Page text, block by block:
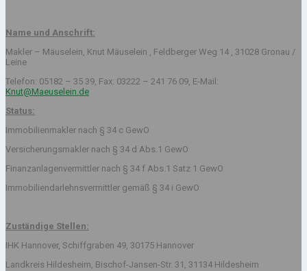
Name und Anschrift:
Makler – Mäuselein, Knut Mäuselein , Feldberger Weg 14 , 31028 Gronau /
Leine
Telefon: 05182 – 35 39, Fax: 03222 – 241 76 09, E-Mail:
Knut@Maeuselein.de
Status:
Immobilienmakler nach § 34 c GewO
Versicherungsmakler nach § 34 d Abs.1 GewO
Finanzanlagenvermittler nach § 34 f Abs.1 Satz 1 GewO
Immobiliendarlehnsvermittler gemäß § 34 i GewO
Zuständige Stellen:
IHK Hannover, Schiffgraben 49, 30175 Hannover
Landkreis Hildesheim, Bischof-Jansen-Str. 31, 31134 Hildesheim